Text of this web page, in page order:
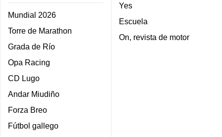
Mundial 2026
Torre de Marathon
Grada de Río
Opa Racing
CD Lugo
Andar Miudiño
Forza Breo
Fútbol gallego
Yes
Escuela
On, revista de motor